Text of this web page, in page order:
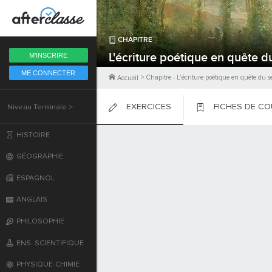
CHAPITRE
L'écriture poétique en quête
Accueil > Chapitre - L'écriture poétique en quête du
EXERCICES FICHES DE
M'INSCRIRE
ME CONNECTER
Niveau Terminale >
HISTOIRE
GÉOGRAPHIE
ESPAGNOL
ANGLAIS
PHILOSOPHIE
ENS. SCIENTIFIQUE
PHYSIQUE-CHIMIE
Fermer
6ème
5ème
4ème